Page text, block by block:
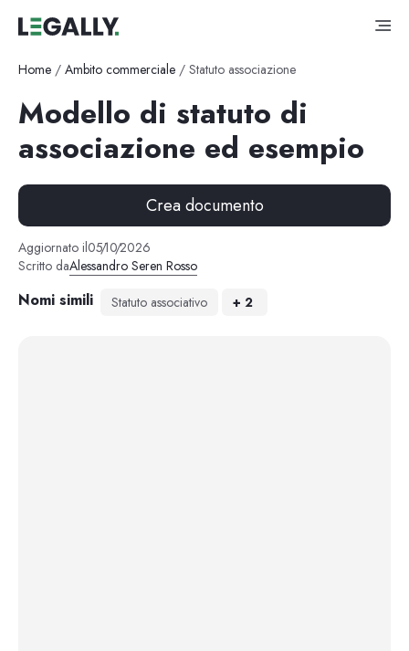
Home / Ambito commerciale / Statuto associazione
Modello di statuto di
associazione ed esempio
Crea documento
Aggiornato il05/10/2026
Scritto daAlessandro Seren Rosso
Nomi simili Statuto associativo + 2